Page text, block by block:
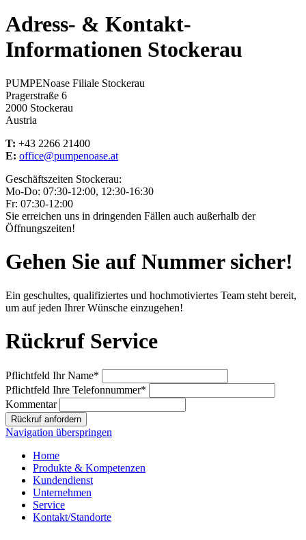
Adress- & Kontakt-
Informationen Stockerau
PUMPENoase Filiale Stockerau
Pragerstraße 6
2000 Stockerau
Austria
T: +43 2266 21400
E: office@pumpenoase.at
Geschäftszeiten Stockerau:
Mo-Do: 07:30-12:00, 12:30-16:30
Fr: 07:30-12:00
Sie erreichen uns in dringenden Fällen auch außerhalb der
Öffnungszeiten!
Gehen Sie auf Nummer sicher!
Ein geschultes, qualifiziertes und hochmotiviertes Team steht bereit,
um auf jeden Ihrer Wünsche einzugehen!
Rückruf Service
Pflichtfeld Ihr Name*
Pflichtfeld Ihre Telefonnummer*
Kommentar
Rückruf anfordern
Navigation überspringen
Home
Produkte & Kompetenzen
Kundendienst
Unternehmen
Service
Kontakt/Standorte